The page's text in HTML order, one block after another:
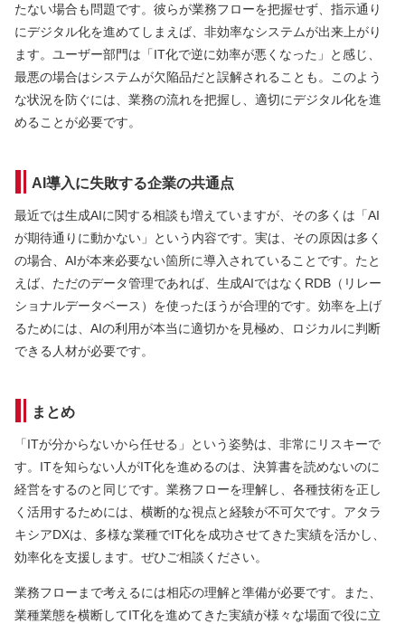
たない場合も問題です。彼らが業務フローを把握せず、指示通り
にデジタル化を進めてしまえば、非効率なシステムが出来上がり
ます。ユーザー部門は「IT化で逆に効率が悪くなった」と感じ、
最悪の場合はシステムが欠陥品だと誤解されることも。このよう
な状況を防ぐには、業務の流れを把握し、適切にデジタル化を進
めることが必要です。
AI導入に失敗する企業の共通点
最近では生成AIに関する相談も増えていますが、その多くは「AI
が期待通りに動かない」という内容です。実は、その原因は多く
の場合、AIが本来必要ない箇所に導入されていることです。たと
えば、ただのデータ管理であれば、生成AIではなくRDB（リレー
ショナルデータベース）を使ったほうが合理的です。効率を上げ
るためには、AIの利用が本当に適切かを見極め、ロジカルに判断
できる人材が必要です。
まとめ
「ITが分からないから任せる」という姿勢は、非常にリスキーで
す。ITを知らない人がIT化を進めるのは、決算書を読めないのに
経営をするのと同じです。業務フローを理解し、各種技術を正し
く活用するためには、横断的な視点と経験が不可欠です。アタラ
キシアDXは、多様な業種でIT化を成功させてきた実績を活かし、
効率化を支援します。ぜひご相談ください。
業務フローまで考えるには相応の理解と準備が必要です。また、
業種業態を横断してIT化を進めてきた実績が様々な場面で役に立